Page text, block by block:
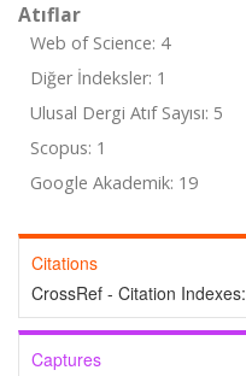
Atıflar
Web of Science: 4
Diğer İndeksler: 1
Ulusal Dergi Atıf Sayısı: 5
Scopus: 1
Google Akademik: 19
Citations
CrossRef - Citation Indexes:
Captures